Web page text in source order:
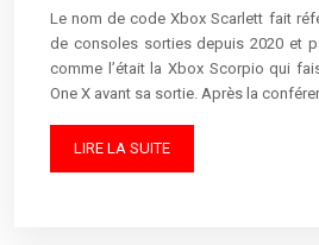
Le nom de code Xbox Scarlett fait
de consoles sorties depuis 2020 et
comme l’était la Xbox Scorpio qui
One X avant sa sortie. Après la
LIRE LA SUITE